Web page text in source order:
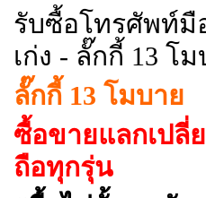
รับซื้อโทรศัพท์มื
เก่ง - ลั๊กกี้ 13 โม
ลั๊กกี้ 13 โมบาย
ซื้อขายแลกเปลี่
ถือทุกรุ่น